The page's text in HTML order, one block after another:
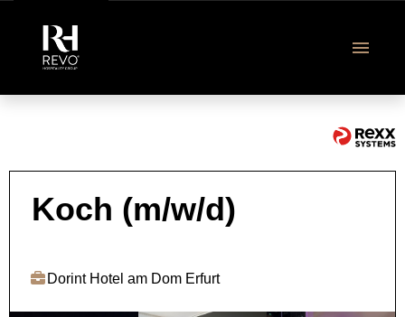
Revo Jobangebote
Koch (m/w/d)
Dorint Hotel am Dom Erfurt